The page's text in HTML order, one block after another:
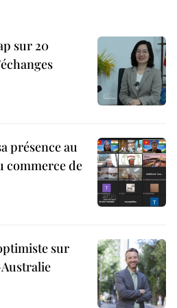
sur 20
présence au
commerce de
sur